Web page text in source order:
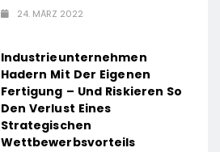
24. MÄRZ 2022
Industrieunternehmen
Hadern Mit Der Eigenen
Fertigung – Und Riskieren So
Den Verlust Eines
Strategischen
Wettbewerbsvorteils